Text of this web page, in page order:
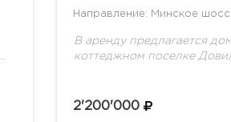
Направление: Минское
В аренду предлагается
коттеджном поселке
качественных роскошных
2'200'000